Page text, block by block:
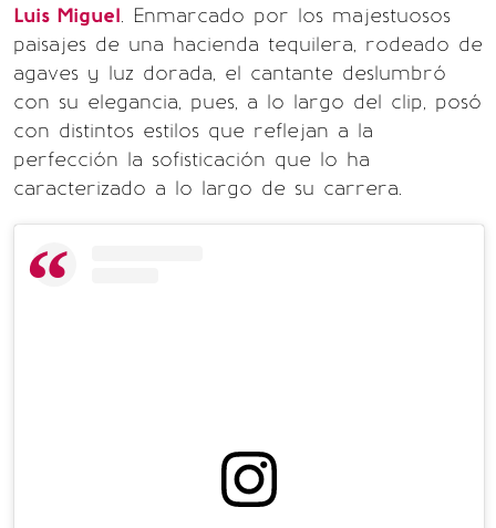
Luis Miguel. Enmarcado por los majestuosos
paisajes de una hacienda tequilera, rodeado de
agaves y luz dorada, el cantante deslumbró
con su elegancia, pues, a lo largo del clip, posó
con distintos estilos que reflejan a la
perfección la sofisticación que lo ha
caracterizado a lo largo de su carrera.